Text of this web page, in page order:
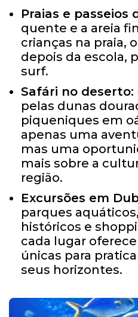
Praias e passeios
quente e a areia
crianças na praia,
depois da escola,
surf.
Safári no deserto:
pelas dunas
piqueniques em
apenas uma
mas uma
mais sobre a
região.
Excursões em
parques
históricos e
cada lugar
únicas para
seus horizontes.